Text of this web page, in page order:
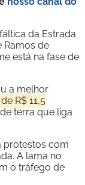
da Estrada
Ramos de
está na fase de
a melhor
R$ 11,5
terra que liga
protestos com
A lama no
o tráfego de